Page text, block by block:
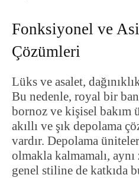
Fonksiyonel ve
Çözümleri
Lüks ve asalet,
Bu nedenle, royal bir
bornoz ve kişisel bakım
akıllı ve şık depolama
vardır. Depolama
olmakla kalmamalı, aynı
genel stiline de katkıda